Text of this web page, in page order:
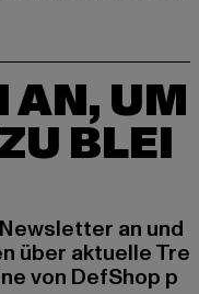
AN, UM
BLEI
an und
über aktuelle Tre
von DefShop p